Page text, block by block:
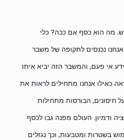
מה הוא כסף אם ככה? כלי
נכנסים לתקופה של משבר
אי פעם, והמשבר הזה יביא איתו
כאילו אנחנו מתחילים לראות את
חיסונים, הבורסות מתחילות
ודמיון. העולם מפנה גבו לכסף
בשטרות ומטבעות, וכך נגזלים